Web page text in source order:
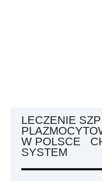
LECZENIE
W POLSCE
SYSTEM